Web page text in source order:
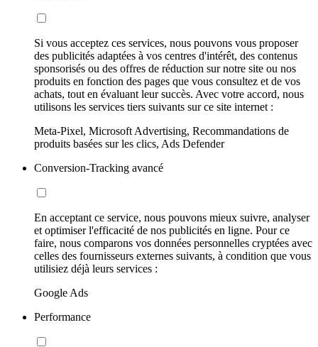
Si vous acceptez ces services, nous pouvons vous proposer
des publicités adaptées à vos centres d'intérêt, des contenus
sponsorisés ou des offres de réduction sur notre site ou nos
produits en fonction des pages que vous consultez et de vos
achats, tout en évaluant leur succès. Avec votre accord, nous
utilisons les services tiers suivants sur ce site internet :
Meta-Pixel, Microsoft Advertising, Recommandations de
produits basées sur les clics, Ads Defender
Conversion-Tracking avancé
En acceptant ce service, nous pouvons mieux suivre, analyser
et optimiser l'efficacité de nos publicités en ligne. Pour ce
faire, nous comparons vos données personnelles cryptées avec
celles des fournisseurs externes suivants, à condition que vous
utilisiez déjà leurs services :
Google Ads
Performance